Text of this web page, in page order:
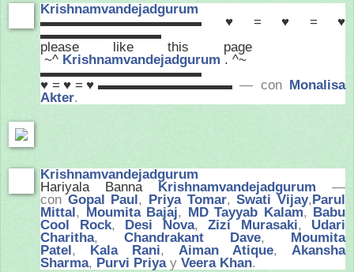
Krishnamvandejadgurum
▬▬▬▬▬▬▬▬▬▬▬▬ ♥=♥=♥
▬▬▬▬▬▬▬▬▬
please like this page
~^ Krishnamvandejadgurum . ^~
▬▬▬▬▬▬▬▬▬▬▬▬
♥=♥=♥▬▬▬▬▬▬▬▬▬▬— con Monalisa
Akter.
Krishnamvandejadgurum
Hariyala Banna Krishnamvandejadgurum —
conGopal Paul, Priya Tomar,Swati Vijay,Parul
Mittal, Moumita Bajaj, MD Tayyab Kalam, Babu
Cool Rock, Desi Nova, Zizi Murasaki, Udari
Charitha, Chandrakant Dave, Moumita
Patel, Kala Rani, Aiman Atique, Akansha
Sharma, Purvi Priyay Veera Khan.